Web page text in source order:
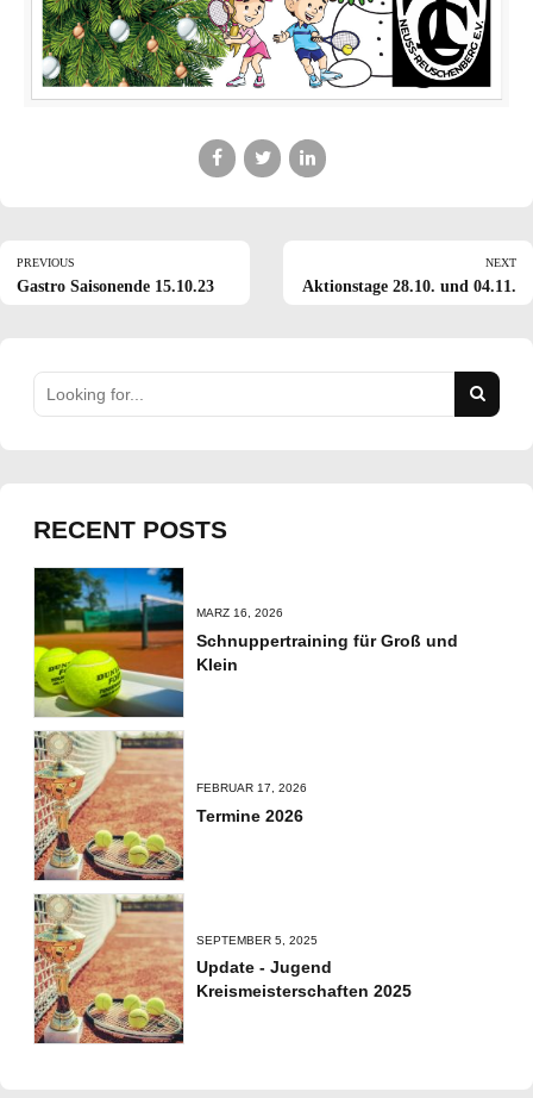
PREVIOUS
Gastro Saisonende 15.10.23
NEXT
Aktionstage 28.10. und 04.11.
RECENT POSTS
MÄRZ 16, 2026
Schnuppertraining für Groß und
Klein
FEBRUAR 17, 2026
Termine 2026
SEPTEMBER 5, 2025
Update - Jugend
Kreismeisterschaften 2025